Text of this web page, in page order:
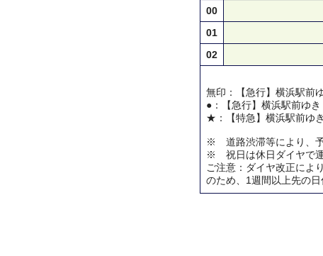
00
01
02
無印：【急行】横浜駅前
●：【急行】横浜駅前ゆき
★：【特急】横浜駅前ゆき
※ 道路渋滞等により、予
※ 祝日は休日ダイヤで運
ご注意：ダイヤ改正によ
のため、1週間以上先の